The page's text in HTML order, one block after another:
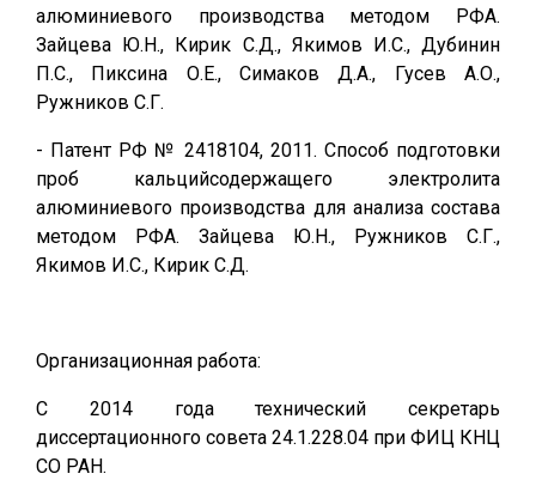
алюминиевого производства методом РФА.
Зайцева Ю.Н., Кирик С.Д., Якимов И.С., Дубинин
П.С., Пиксина О.Е., Симаков Д.А., Гусев А.О.,
Ружников С.Г.
- Патент РФ № 2418104, 2011. Способ подготовки
проб кальцийсодержащего электролита
алюминиевого производства для анализа состава
методом РФА. Зайцева Ю.Н., Ружников С.Г.,
Якимов И.С., Кирик С.Д.
Организационная работа:
С 2014 года технический секретарь
диссертационного совета 24.1.228.04 при ФИЦ КНЦ
СО РАН.